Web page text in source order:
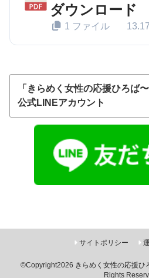
ダウンロード
1 ファイル
「きらめく女性の応援ひろば
公式LINEアカウント
サイトポリシー
©Copyright2026 きらめく女性の応援ひ
Rights